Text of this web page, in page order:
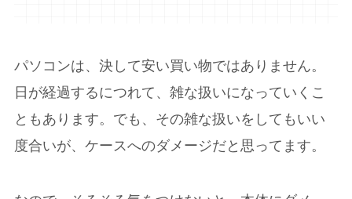
パソコンは、決して安い買い物ではありません。
日が経過するにつれて、雑な扱いになっていくこ
ともあります。でも、その雑な扱いをしてもいい
度合いが、ケースへのダメージだと思ってます。